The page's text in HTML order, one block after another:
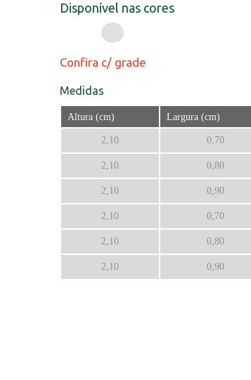
Disponível nas cores
Confira c/ grade
Medidas
Altura (cm) Largura (cm)
2,10 0,70
2,10 0,80
2,10 0,90
2,10 0,70
2,10 0,80
2,10 0,90